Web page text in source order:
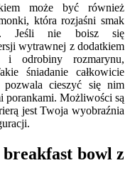
może być również
która rozjaśni smak
Jeśli nie boisz się
wytrawnej z dodatkiem
i odrobiny rozmarynu,
śniadanie całkowicie
cieszyć się nim
porankami. Możliwości są
jest Twoja wyobraźnia
bowl z